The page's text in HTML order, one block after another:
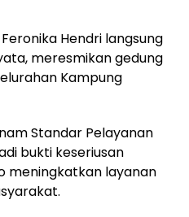
Hendri langsung
meresmikan gedung
Kampung
Standar Pelayanan
bukti keseriusan
meningkatkan layanan